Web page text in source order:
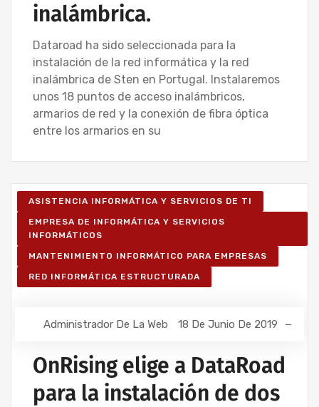
inalámbrica.
Dataroad ha sido seleccionada para la
instalación de la red informática y la red
inalámbrica de Sten en Portugal. Instalaremos
unos 18 puntos de acceso inalámbricos,
armarios de red y la conexión de fibra óptica
entre los armarios en su
ASISTENCIA INFORMÁTICA Y SERVICIOS DE TI
EMPRESA DE INFORMÁTICA Y SERVICIOS
INFORMÁTICOS
MANTENIMIENTO INFORMÁTICO PARA EMPRESAS
RED INFORMÁTICA ESTRUCTURADA
Administrador De La Web 18 De Junio De 2019
OnRising elige a DataRoad
para la instalación de dos